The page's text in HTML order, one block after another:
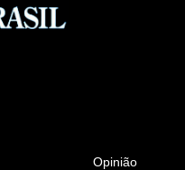
Opinião